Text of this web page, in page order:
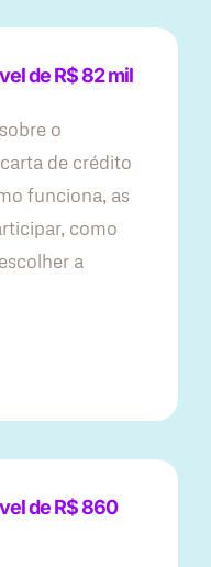
de R$ 82 mil
o
de crédito
funciona, as
como
a
de R$ 860